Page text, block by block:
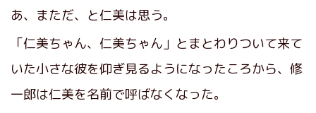
あ、まただ、と仁美は思う。
「仁美ちゃん、仁美ちゃん」とまとわりついて来て
いた小さな彼を仰ぎ見るようになったころから、修
一郎は仁美を名前で呼ばなくなった。